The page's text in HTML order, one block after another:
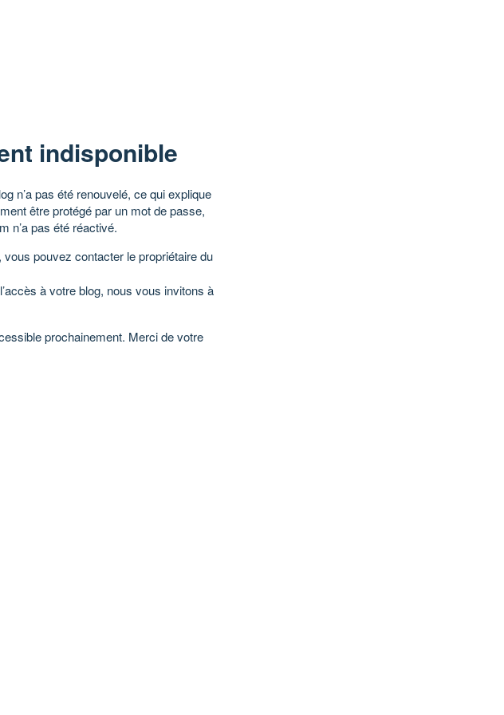
indisponible
n’a pas été renouvelé, ce qui explique
être protégé par un mot de passe,
n’a pas été réactivé.
pouvez contacter le propriétaire du
à votre blog, nous vous invitons à
prochainement. Merci de votre